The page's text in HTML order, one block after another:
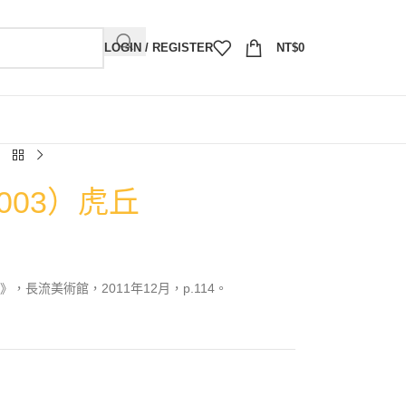
LOGIN / REGISTER NT$0
）虎丘
，長流美術館，2011年12月，p.114。